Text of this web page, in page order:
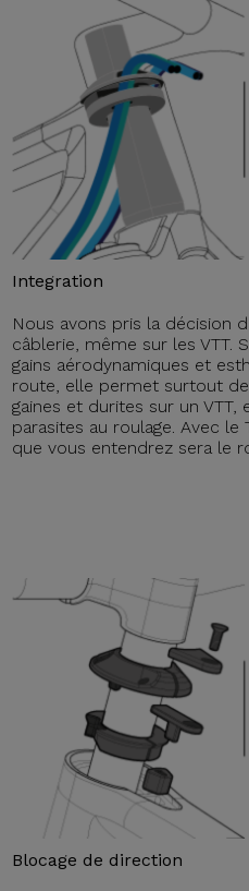
Integration
Nous avons pris la décision
câblerie, même sur les VTT.
gains aérodynamiques et
route, elle permet surtout
gaines et durites sur un VTT,
parasites au roulage. Avec
que vous entendrez sera le
Blocage de direction